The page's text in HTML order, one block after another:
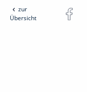
zur
Übersicht